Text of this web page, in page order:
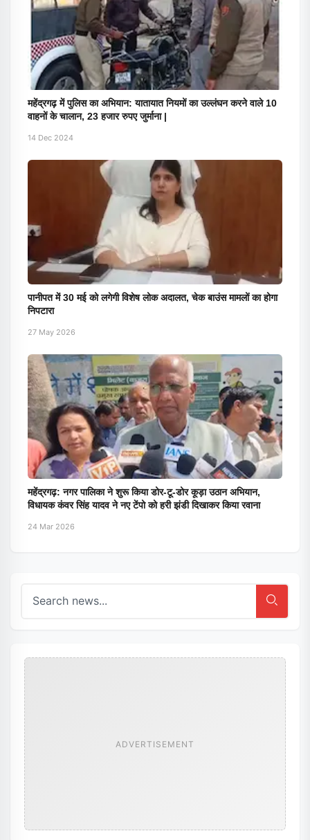
महेंद्रगढ़ में पुलिस का अभियान: यातायात नियमों का उल्लंघन करने वाले 10
वाहनों के चालान, 23 हजार रुपए जुर्माना |
14 Dec 2024
पानीपत में 30 मई को लगेगी विशेष लोक अदालत, चेक बाउंस मामलों का होगा
निपटारा
27 May 2026
महेंद्रगढ़: नगर पालिका ने शुरू किया डोर-टू-डोर कूड़ा उठान अभियान,
विधायक कंवर सिंह यादव ने नए टेंपो को हरी झंडी दिखाकर किया रवाना
24 Mar 2026
ADVERTISEMENT